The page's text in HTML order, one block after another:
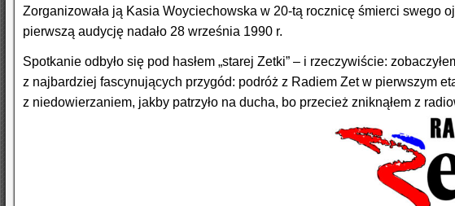
Zorganizowała ją Kasia Woyciechowska w 20-tą rocznicę śmierci swego
pierwszą audycję nadało 28 wrześ­nia 1990 r.
Spotkanie odbyło się pod hasłem „starej Zetki” – i rzeczywiście:
z najbardziej fascynujących przygód: podróż z Radiem Zet w pierwszym
z niedowierzaniem, jakby patrzyło na ducha, bo przecież zniknąłem z